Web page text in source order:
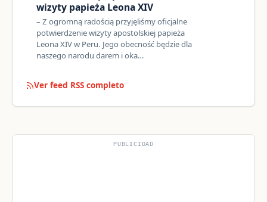
wizyty papieża Leona XIV
– Z ogromną radością przyjęliśmy oficjalne
potwierdzenie wizyty apostolskiej papieża
Leona XIV w Peru. Jego obecność będzie dla
naszego narodu darem i oka…
Ver feed RSS completo
PUBLICIDAD